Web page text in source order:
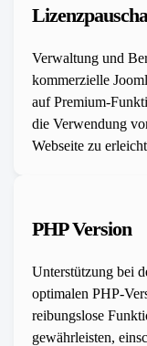
Verwaltung und
kommerzielle
auf Premium-
die Verwendung
Webseite zu
PHP Version
Unterstützung bei
optimalen PHP-
reibungslose
gewährleisten,